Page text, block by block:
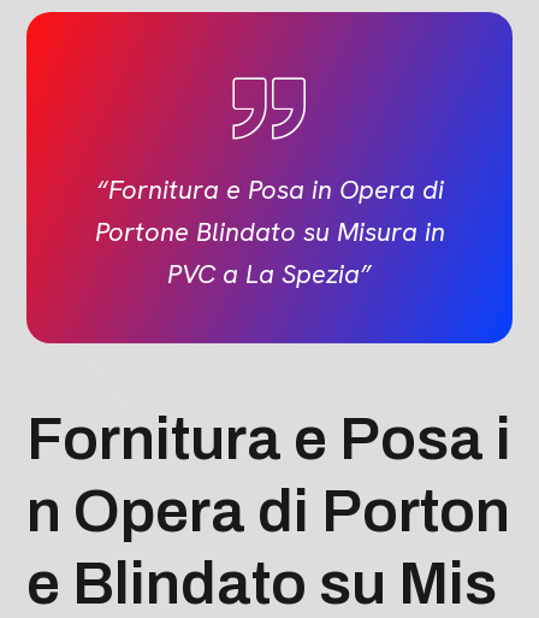
“Fornitura e Posa in Opera di
Portone Blindato su Misura in
PVC a La Spezia”
Fornitura e Posa i
n Opera di Porton
e Blindato su Mis